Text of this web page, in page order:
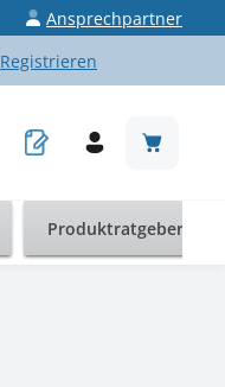
Ansprechpartner
Registrieren
Produktratgeber